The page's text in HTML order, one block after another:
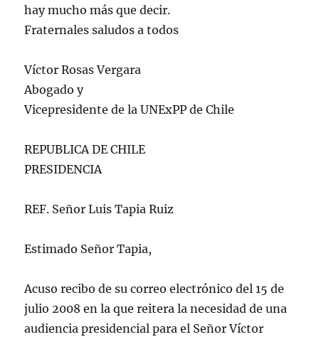
hay mucho más que decir.
Fraternales saludos a todos
Víctor Rosas Vergara
Abogado y
Vicepresidente de la UNExPP de Chile
REPUBLICA DE CHILE
PRESIDENCIA
REF. Señor Luis Tapia Ruiz
Estimado Señor Tapia,
Acuso recibo de su correo electrónico del 15 de
julio 2008 en la que reitera la necesidad de una
audiencia presidencial para el Señor Víctor